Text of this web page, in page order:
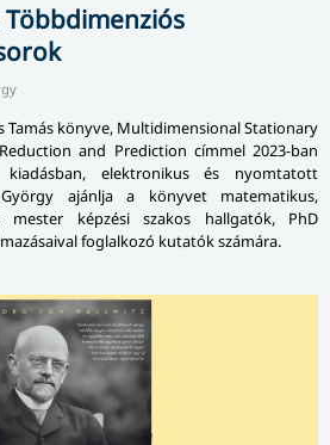
Többdimenziós
Tamás könyve, Multidimensional Stationary
and Prediction címmel 2023-ban
elektronikus és nyomtatott
ajánlja a könyvet matematikus,
mester képzési szakos hallgatók, PhD
foglalkozó kutatók számára.